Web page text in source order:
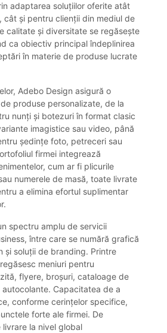
adaptarea soluțiilor oferite atât
cât și pentru clienții din mediul de
calitate și diversitate se regăsește
ca obiectiv principal îndeplinirea
în materie de produse lucrate
Adebo Design asigură o
produse personalizate, de la
nunți și botezuri în format clasic
imagistice sau video, până
ședințe foto, petreceri sau
firmei integrează
cum ar fi plicurile
numerele de masă, toate livrate
a elimina efortul suplimentar
spectru amplu de servicii
între care se numără grafică
și soluții de branding. Printre
meniuri pentru
flyere, broșuri, cataloage de
Capacitatea de a
conforme cerințelor specifice,
forte ale firmei. De
la nivel global